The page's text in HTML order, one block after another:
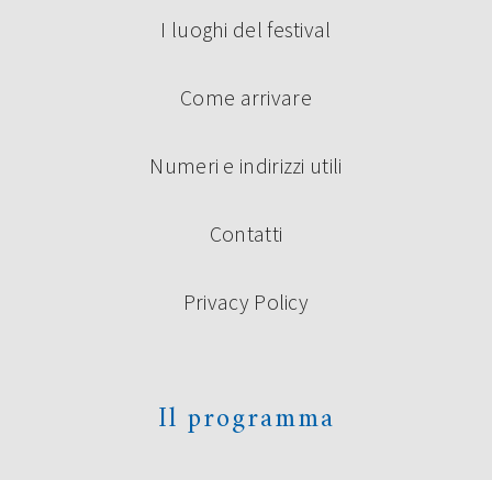
I luoghi del festival
Come arrivare
Numeri e indirizzi utili
Contatti
Privacy Policy
Il programma